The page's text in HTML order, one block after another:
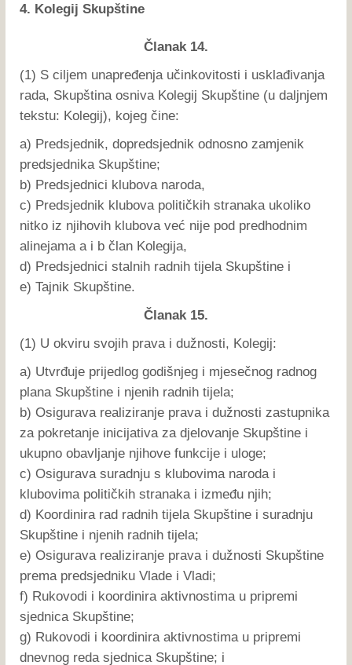
4. Kolegij Skupštine
Članak 14.
(1) S ciljem unapređenja učinkovitosti i usklađivanja
rada, Skupština osniva Kolegij Skupštine (u daljnjem
tekstu: Kolegij), kojeg čine:
a) Predsjednik, dopredsjednik odnosno zamjenik
predsjednika Skupštine;
b) Predsjednici klubova naroda,
c) Predsjednik klubova političkih stranaka ukoliko
nitko iz njihovih klubova već nije pod predhodnim
alinejama a i b član Kolegija,
d) Predsjednici stalnih radnih tijela Skupštine i
e) Tajnik Skupštine.
Članak 15.
(1) U okviru svojih prava i dužnosti, Kolegij:
a) Utvrđuje prijedlog godišnjeg i mjesečnog radnog
plana Skupštine i njenih radnih tijela;
b) Osigurava realiziranje prava i dužnosti zastupnika
za pokretanje inicijativa za djelovanje Skupštine i
ukupno obavljanje njihove funkcije i uloge;
c) Osigurava suradnju s klubovima naroda i
klubovima političkih stranaka i između njih;
d) Koordinira rad radnih tijela Skupštine i suradnju
Skupštine i njenih radnih tijela;
e) Osigurava realiziranje prava i dužnosti Skupštine
prema predsjedniku Vlade i Vladi;
f) Rukovodi i koordinira aktivnostima u pripremi
sjednica Skupštine;
g) Rukovodi i koordinira aktivnostima u pripremi
dnevnog reda sjednica Skupštine; i